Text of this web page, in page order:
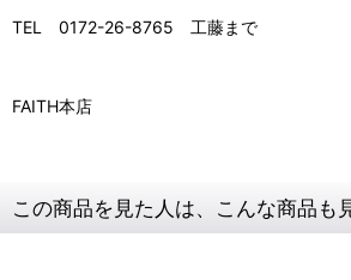
TEL 0172-26-8765 工藤まで
FAITH本店
この商品を見た人は、こんな商品も